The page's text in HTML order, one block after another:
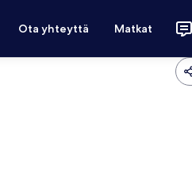
Ota yhteyttä Matkat